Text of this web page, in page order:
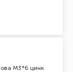
М3*6 цинк